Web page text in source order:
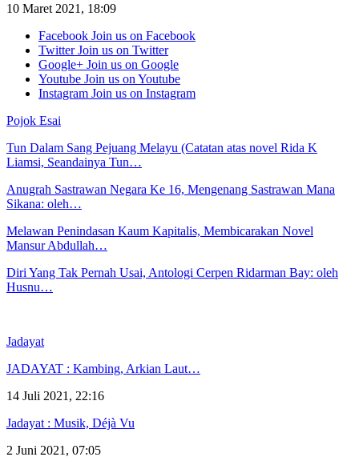
10 Maret 2021, 18:09
Facebook Join us on Facebook
Twitter Join us on Twitter
Google+ Join us on Google
Youtube Join us on Youtube
Instagram Join us on Instagram
Pojok Esai
Tun Dalam Sang Pejuang Melayu (Catatan atas novel Rida K
Liamsi, Seandainya Tun…
Anugrah Sastrawan Negara Ke 16, Mengenang Sastrawan Mana
Sikana: oleh…
Melawan Penindasan Kaum Kapitalis, Membicarakan Novel
Mansur Abdullah…
Diri Yang Tak Pernah Usai, Antologi Cerpen Ridarman Bay: oleh
Husnu…
Jadayat
JADAYAT : Kambing, Arkian Laut…
14 Juli 2021, 22:16
Jadayat : Musik, Déjà Vu
2 Juni 2021, 07:05